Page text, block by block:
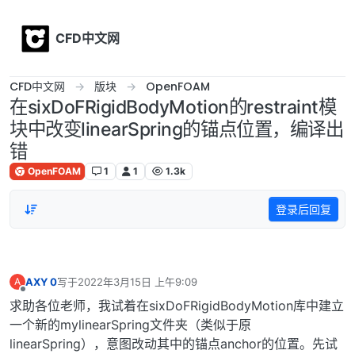
CFD中文网
CFD中文网 版块 OpenFOAM
在sixDoFRigidBodyMotion的restraint模
块中改变linearSpring的锚点位置，编译出
错
OpenFOAM 1 1 1.3k
登录后回复
A
离线
AXY 0写于2022年3月15日 上午9:09
最后由 编辑
求助各位老师，我试着在sixDoFRigidBodyMotion库中建立
一个新的mylinearSpring文件夹（类似于原
linearSpring），意图改动其中的锚点anchor的位置。先试